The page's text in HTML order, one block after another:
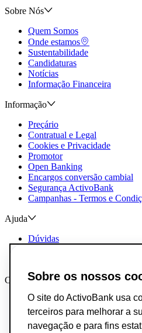
Sobre Nós
Quem Somos
Onde estamos
Sustentabilidade
Candidaturas
Notícias
Informação Financeira
Informação
Preçário
Contratual e Legal
Cookies e Privacidade
Promotor
Open Banking
Encargos conversão cambial
Segurança ActivoBank
Campanhas - Termos e
Ajuda
Dúvidas
Canais AB
App ActivoBank
App ActivoTrader
Metaverso
Sobre os nossos
O site do ActivoBank usa
terceiros para melhorar a
navegação e para fins